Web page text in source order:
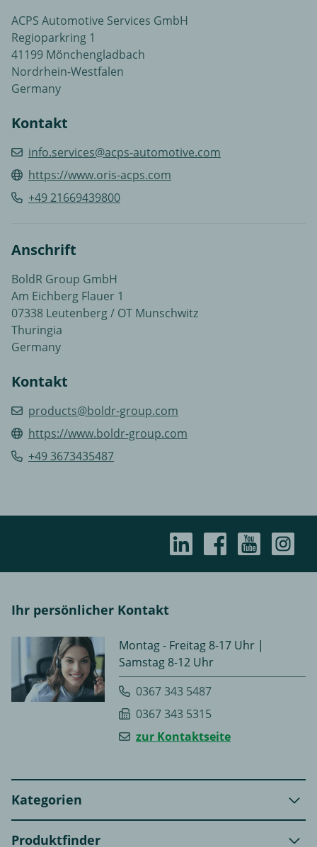
ACPS Automotive Services GmbH
Regioparkring 1
41199 Mönchengladbach
Nordrhein-Westfalen
Germany
Kontakt
info.services@acps-automotive.com
https://www.oris-acps.com
+49 21669439800
Anschrift
BoldR Group GmbH
Am Eichberg Flauer 1
07338 Leutenberg / OT Munschwitz
Thuringia
Germany
Kontakt
products@boldr-group.com
https://www.boldr-group.com
+49 3673435487
Ihr persönlicher Kontakt
Montag - Freitag 8-17 Uhr |
Samstag 8-12 Uhr
0367 343 5487
0367 343 5315
zur Kontaktseite
Kategorien
Produktfinder